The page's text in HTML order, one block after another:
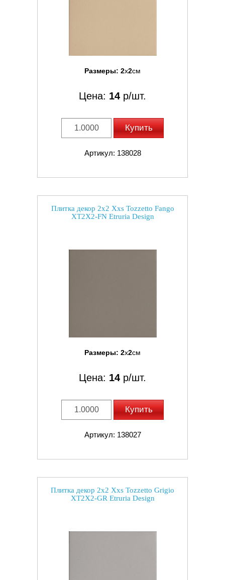
Размеры: 2x2см
Цена: 14 р/шт.
Купить
Артикул: 138028
Плитка декор 2x2 Xxs Tozzetto Fango
XT2X2-FN Etruria Design
Размеры: 2x2см
Цена: 14 р/шт.
Купить
Артикул: 138027
Плитка декор 2x2 Xxs Tozzetto Grigio
XT2X2-GR Etruria Design